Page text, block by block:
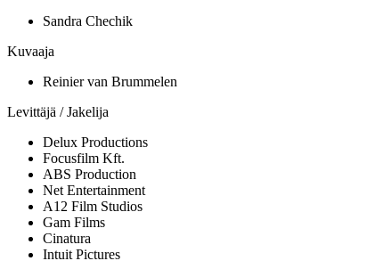
Sandra Chechik
Kuvaaja
Reinier van Brummelen
Levittäjä / Jakelija
Delux Productions
Focusfilm Kft.
ABS Production
Net Entertainment
A12 Film Studios
Gam Films
Cinatura
Intuit Pictures